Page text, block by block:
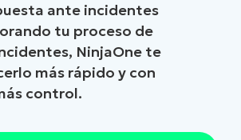
ante incidentes
tu proceso de
NinjaOne te
más rápido y con
control.